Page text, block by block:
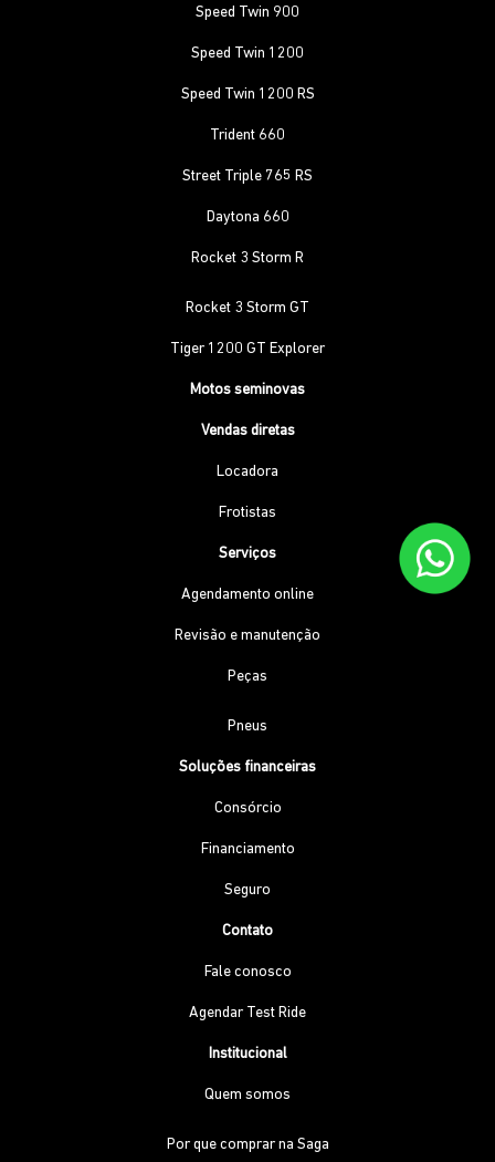
Speed Twin 900
Speed Twin 1200
Speed Twin 1200 RS
Trident 660
Street Triple 765 RS
Daytona 660
Rocket 3 Storm R
Rocket 3 Storm GT
Tiger 1200 GT Explorer
Motos seminovas
Vendas diretas
Locadora
Frotistas
Serviços
Agendamento online
Revisão e manutenção
Peças
Pneus
Soluções financeiras
Consórcio
Financiamento
Seguro
Contato
Fale conosco
Agendar Test Ride
Institucional
Quem somos
Por que comprar na Saga